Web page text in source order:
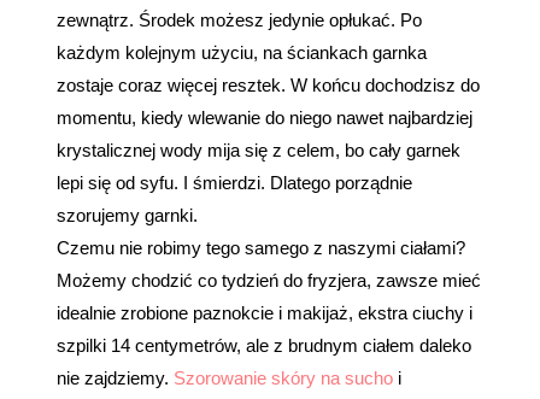
zewnątrz. Środek możesz jedynie opłukać. Po
każdym kolejnym użyciu, na ściankach garnka
zostaje coraz więcej resztek. W końcu dochodzisz do
momentu, kiedy wlewanie do niego nawet najbardziej
krystalicznej wody mija się z celem, bo cały garnek
lepi się od syfu. I śmierdzi. Dlatego porządnie
szorujemy garnki.
Czemu nie robimy tego samego z naszymi ciałami?
Możemy chodzić co tydzień do fryzjera, zawsze mieć
idealnie zrobione paznokcie i makijaż, ekstra ciuchy i
szpilki 14 centymetrów, ale z brudnym ciałem daleko
nie zajdziemy. Szorowanie skóry na sucho i